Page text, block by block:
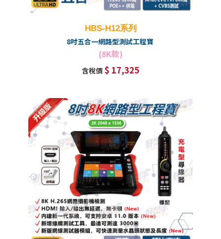
HBS-H12系列
8吋五合一網路型測試工程寶
(8K款)
含稅價 $ 17,325